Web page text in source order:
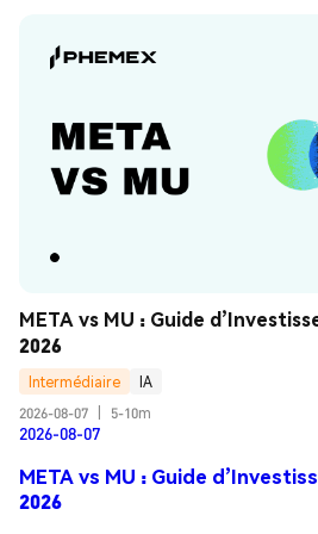
META vs MU : Guide
2026
Intermédiaire
IA
2026-08-07
5-10m
2026-08-07
META vs MU : Guide
2026